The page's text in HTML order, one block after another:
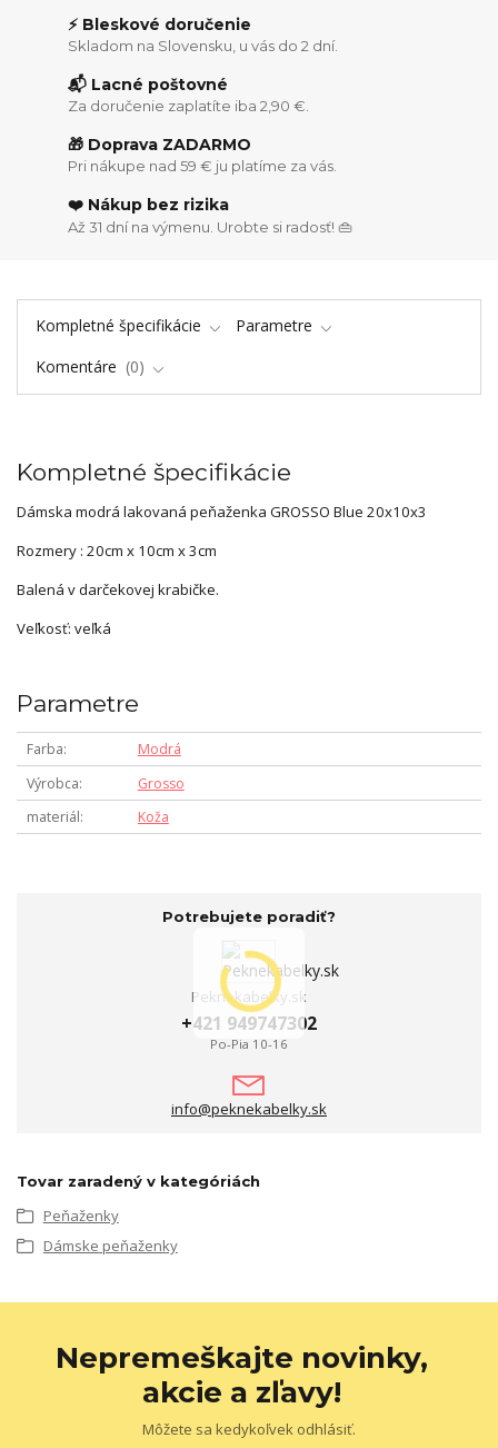
⚡ Bleskové doručenie
Skladom na Slovensku, u vás do 2 dní.
📬 Lacné poštovné
Za doručenie zaplatíte iba 2,90 €.
🎁 Doprava ZADARMO
Pri nákupe nad 59 € ju platíme za vás.
❤️ Nákup bez rizika
Až 31 dní na výmenu. Urobte si radosť! 👜
Kompletné špecifikácie
Parametre
Komentáre
0
Kompletné špecifikácie
Dámska modrá lakovaná peňaženka GROSSO Blue 20x10x3
Rozmery : 20cm x 10cm x 3cm
Balená v darčekovej krabičke.
Veľkosť: veľká
Parametre
Farba
Modrá
Výrobca
Grosso
materiál
Koža
Potrebujete poradiť?
Peknekabelky.sk
+421 949747302
Po-Pia 10-16
info@peknekabelky.sk
Tovar zaradený v kategóriách
Peňaženky
Dámske peňaženky
Nepremeškajte novinky,
akcie a zľavy!
Môžete sa kedykoľvek odhlásiť.